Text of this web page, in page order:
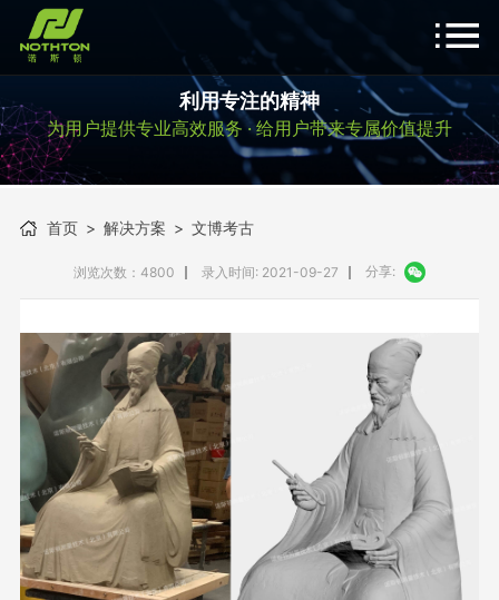
利用专注的精神
为用户提供专业高效服务 · 给用户带来专属价值提升
首页 > 解决方案 > 文博考古
浏览次数：4800 录入时间: 2021-09-27 分享: